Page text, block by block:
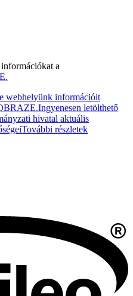
a
webhelyünk információit
Ingyenesen letölthető
hivatal aktuális
További részletek